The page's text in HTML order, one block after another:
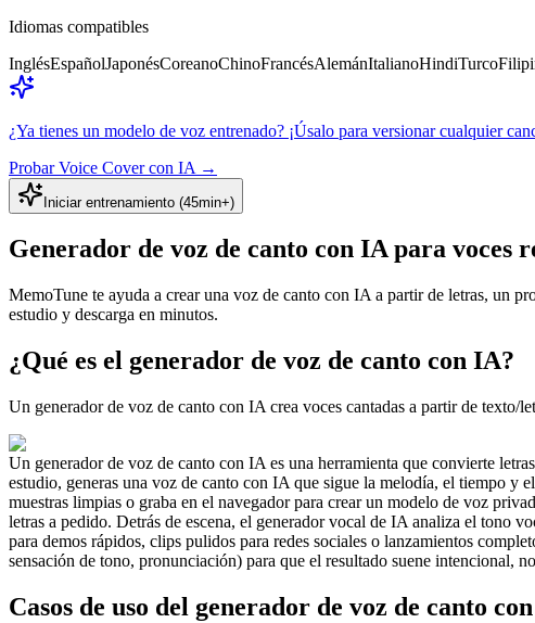
Idiomas compatibles
InglésEspañolJaponésCoreanoChinoFrancésAlemánItalianoHindiTurco
¿Ya tienes un modelo de voz entrenado? ¡Úsalo para versionar cualquier
Probar Voice Cover con IA →
Iniciar entrenamiento (45min+)
Generador de voz de canto con IA para voces
MemoTune te ayuda a crear una voz de canto con IA a partir de letras, un
estudio y descarga en minutos.
¿Qué es el generador de voz de canto con IA?
Un generador de voz de canto con IA crea voces cantadas a partir de texto/
Un generador de voz de canto con IA es una herramienta que convierte
estudio, generas una voz de canto con IA que sigue la melodía, el tiempo y
muestras limpias o graba en el navegador para crear un modelo de voz
letras a pedido. Detrás de escena, el generador vocal de IA analiza el tono
para demos rápidos, clips pulidos para redes sociales o lanzamientos
sensación de tono, pronunciación) para que el resultado suene intencional,
Casos de uso del generador de voz de canto